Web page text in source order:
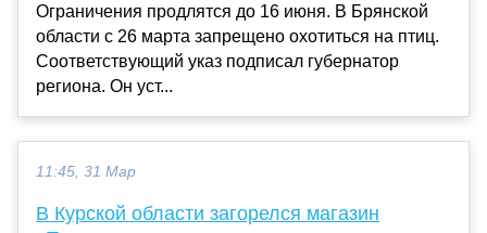
Ограничения продлятся до 16 июня. В Брянской
области с 26 марта запрещено охотиться на птиц.
Соответствующий указ подписал губернатор
региона. Он уст...
11:45, 31 Мар
В Курской области загорелся магазин